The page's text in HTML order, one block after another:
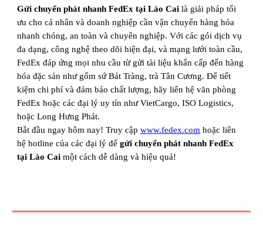
Gửi chuyển phát nhanh FedEx tại Lào Cai là giải pháp tối
ưu cho cá nhân và doanh nghiệp cần vận chuyển hàng hóa
nhanh chóng, an toàn và chuyên nghiệp. Với các gói dịch vụ
đa dạng, công nghệ theo dõi hiện đại, và mạng lưới toàn cầu,
FedEx đáp ứng mọi nhu cầu từ gửi tài liệu khẩn cấp đến hàng
hóa đặc sản như gốm sứ Bát Tràng, trà Tân Cương. Để tiết
kiệm chi phí và đảm bảo chất lượng, hãy liên hệ văn phòng
FedEx hoặc các đại lý uy tín như VietCargo, ISO Logistics,
hoặc Long Hưng Phát.
Bắt đầu ngay hôm nay! Truy cập www.fedex.com hoặc liên
hệ hotline của các đại lý đểgửi chuyển phát nhanh FedEx
tại Lào Cai một cách dễ dàng và hiệu quả!